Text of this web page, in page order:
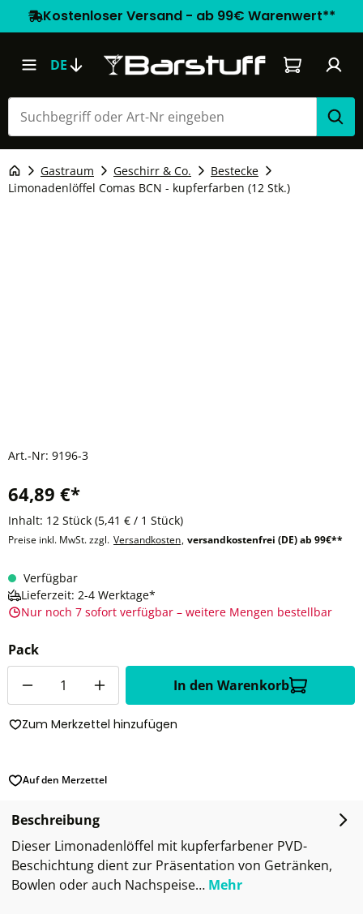
Kostenloser Versand - ab 99€ Warenwert**
DE Warenkorb
Gastraum Geschirr & Co.
Bestecke
Limonadenlöffel Comas BCN - kupferfarben (12 Stk.)
Art.-Nr: 9196-3
64,89 €*
Inhalt: 12 Stück (5,41 € / 1 Stück)
Preise inkl. MwSt. zzgl. Versandkosten, versandkostenfrei (DE) ab 99€**
Verfügbar
Lieferzeit: 2-4 Werktage*
Nur noch 7 sofort verfügbar – weitere Mengen bestellbar
Pack
In den Warenkorb
Zum Merkzettel hinzufügen
Auf den Merzettel
Beschreibung
Dieser Limonadenlöffel mit kupferfarbener PVD-
Beschichtung dient zur Präsentation von Getränken,
Bowlen oder auch Nachspeise… Mehr